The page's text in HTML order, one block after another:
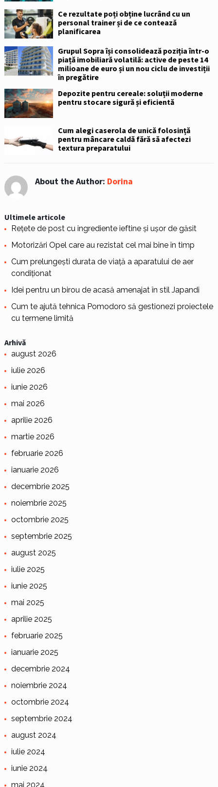
Ce rezultate poți obține lucrând cu un
personal trainer și de ce contează
planificarea
Grupul Sopra își consolidează poziția într-o
piață imobiliară volatilă: active de peste 14
milioane de euro și un nou ciclu de investiții
în pregătire
Depozite pentru cereale: soluții moderne
pentru stocare sigură și eficientă
Cum alegi caserola de unică folosință
pentru mâncare caldă fără să afectezi
textura preparatului
About the Author: Dorina
Ultimele articole
Rețete de post cu ingrediente ieftine și ușor de găsit
Motorizări Opel care au rezistat cel mai bine în timp
Cum prelungești durata de viață a aparatului de aer
condiționat
Idei pentru un birou de acasă amenajat în stil Japandi
Cum te ajută tehnica Pomodoro să gestionezi proiectele
cu termene limită
Arhivă
august 2026
iulie 2026
iunie 2026
mai 2026
aprilie 2026
martie 2026
februarie 2026
ianuarie 2026
decembrie 2025
noiembrie 2025
octombrie 2025
septembrie 2025
august 2025
iulie 2025
iunie 2025
mai 2025
aprilie 2025
februarie 2025
ianuarie 2025
decembrie 2024
noiembrie 2024
octombrie 2024
septembrie 2024
august 2024
iulie 2024
iunie 2024
mai 2024